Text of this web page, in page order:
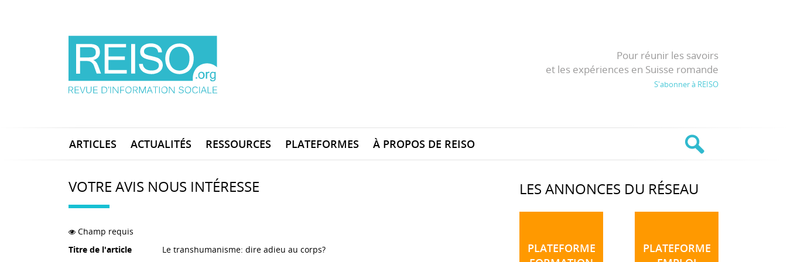
Pour réunir les savoirs
et les expériences en Suisse romande
S'abonner à REISO
ARTICLES ACTUALITÉS RESSOURCES PLATEFORMES À PROPOS DE REISO
VOTRE AVIS NOUS INTÉRESSE
Champ requis
Titre de l'article
Le transhumanisme: dire adieu au corps?
LES ANNONCES DU RÉSEAU
PLATEFORME
PLATEFORME